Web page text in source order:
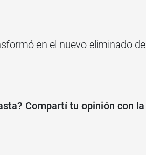
en el nuevo eliminado de
Compartí tu opinión con la